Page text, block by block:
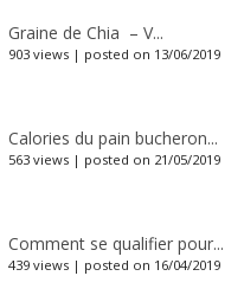
Graine de Chia – V...
903 views | posted on 13/06/2019
Calories du pain bucheron...
563 views | posted on 21/05/2019
Comment se qualifier pour...
439 views | posted on 16/04/2019